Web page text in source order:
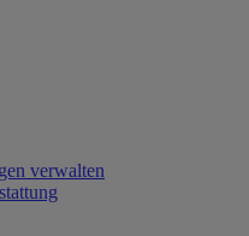
verwalten